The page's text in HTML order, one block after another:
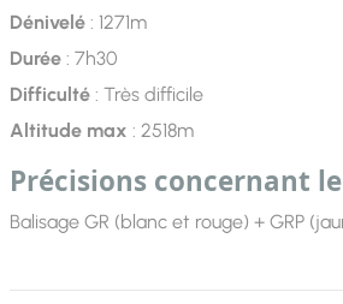
Dénivelé: 1271m
Durée: 7h30
Difficulté: Très difficile
Altitude max : 2518m
Précisions concernant
Balisage GR (blanc et rouge) + GRP